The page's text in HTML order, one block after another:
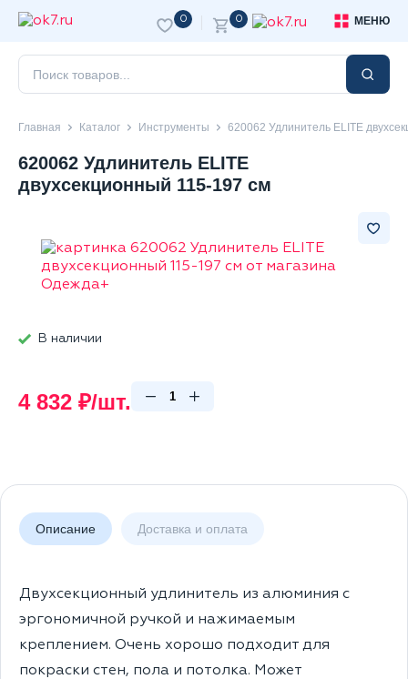
0 0 МЕНЮ
Главная Каталог Инструменты 620062 Удлинитель ELITE
620062 Удлинитель ELITE
двухсекционный 115-197 см
В наличии
4 832 ₽/шт.
Описание Доставка и оплата
Двухсекционный удлинитель из алюминия с
эргономичной ручкой и нажимаемым
креплением. Очень хорошо подходит для
покраски стен, пола и потолка. Может